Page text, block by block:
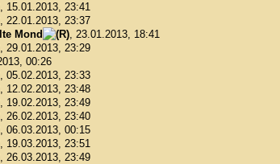
, 15.01.2013, 23:41
, 22.01.2013, 23:37
Mond
, 23.01.2013, 18:41
, 29.01.2013, 23:29
00:26
, 05.02.2013, 23:33
, 12.02.2013, 23:48
, 19.02.2013, 23:49
, 26.02.2013, 23:40
, 06.03.2013, 00:15
, 19.03.2013, 23:51
, 26.03.2013, 23:49